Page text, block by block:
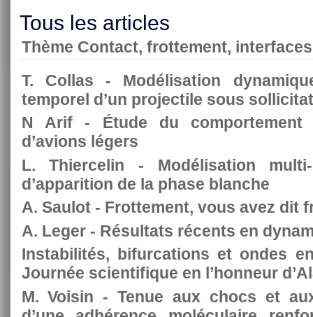
Tous les articles
Thème Contact, frottement, interfaces
T. Collas - Modélisation
temporel d’un projectile sous
N Arif - Étude du comportement
d’avions légers
L. Thiercelin - Modélisation
d’apparition de la phase blanche
A. Saulot - Frottement, vous avez dit
A. Leger - Résultats récents en
Instabilités, bifurcations et ondes
Journée scientifique en l’honneur
M. Voisin - Tenue aux chocs et